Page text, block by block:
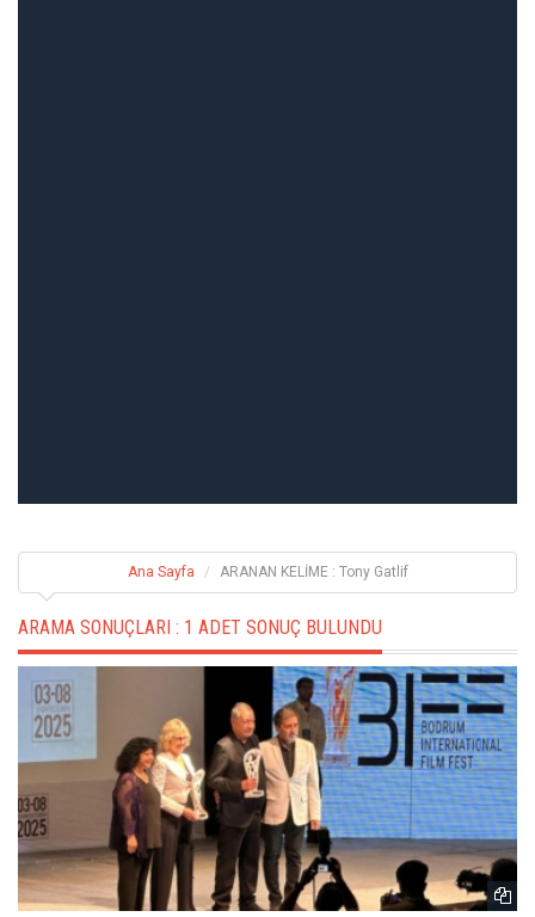
Ana Sayfa ARANAN KELİME : Tony Gatlif
ARAMA SONUÇLARI : 1 ADET SONUÇ BULUNDU